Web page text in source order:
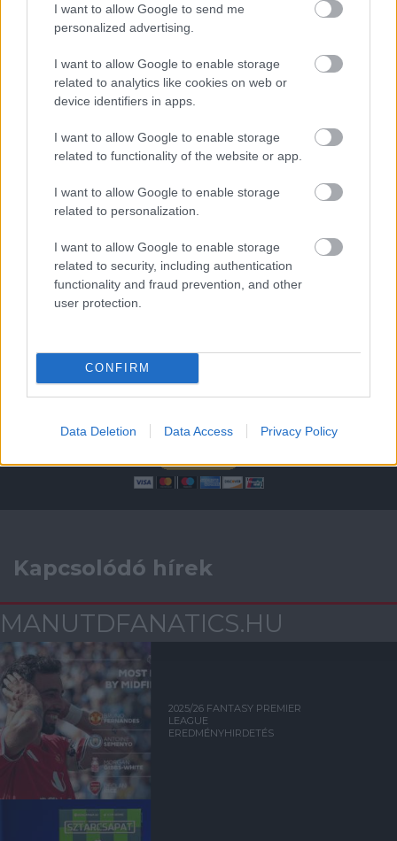
I want to allow Google to send me
personalized advertising.
I want to allow Google to enable storage
related to analytics like cookies on web or
device identifiers in apps.
I want to allow Google to enable storage
related to functionality of the website or app.
I want to allow Google to enable storage
related to personalization.
I want to allow Google to enable storage
related to security, including authentication
functionality and fraud prevention, and other
user protection.
CONFIRM
Data Deletion Data Access Privacy Policy
Paris Saint-Germain
Manchester United
Felkészülési szezon 4. mérkőzés
Nya Ullevi, Göteborg
2 nap 13 óra 22 perc 42 másodperc
Leeds UnitedvsManchester United
AC MilanvsManchester United2026-08-15 18:00
ELŐZŐ MÉRKŐZÉSEK
Támogatás
a ManUtdFanatics.hu működését!
Kapcsolódó hírek
MANUTDFANATICS.HU
2025/26 FANTASY PREMIER
LEAGUE
EREDMÉNYHIRDETÉS